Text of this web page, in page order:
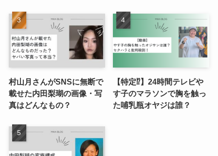
村山月さんがSNSに無断で
載せた内田梨瑚の画像・写
真はどんなもの？
【特定⁉︎】24時間テレビや
す子のマラソンで胸を触っ
た哺乳瓶オヤジは誰？